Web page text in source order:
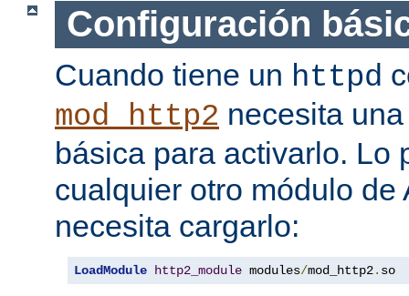
Configuración
Cuando tiene un httpd
mod_http2 necesita
básica para activarlo. Lo
cualquier otro módulo de
necesita cargarlo:
LoadModule http2_module modules/mod_http2. so